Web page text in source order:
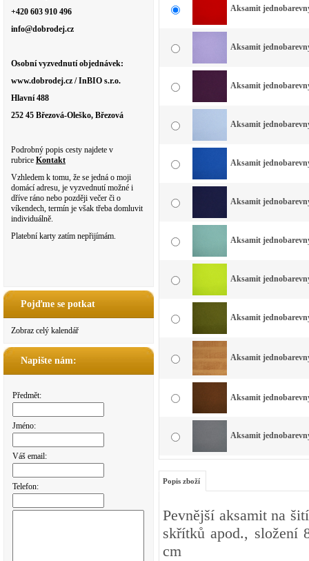
+420 603 910 496
info@dobrodej.cz
Osobní vyzvednutí objednávek:
www.dobrodej.cz / InBIO s.r.o.
Hlavní 488
252 45 Březová-Oleško, Březová
Podrobný popis cesty najdete v
rubrice Kontakt
Vzhledem k tomu, že se jedná o moji
domácí adresu, je vyzvednutí možné i
dříve ráno nebo později večer či o
víkendech, termín je však třeba domluvit
individuálně.
Platební karty zatím nepřijímám.
Pojďme se potkat
Zobraz celý kalendář
Napište nám:
Předmět:
Jméno:
Váš email:
Telefon:
Aksamit
Aksamit
Aksamit
Aksamit
Aksamit
Aksamit
Aksamit
Aksamit
Aksamit
Aksamit
Aksamit
Aksamit
Popis zboží
Pevnější aksamit na
skřítků apod., složení
cm